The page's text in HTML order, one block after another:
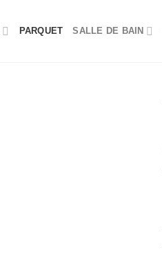
PARQUET SALLE DE BAIN